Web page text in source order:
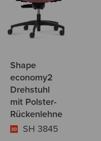
Shape
economy2
Drehstuhl
mit Polster-
Rückenlehne
SH 3845